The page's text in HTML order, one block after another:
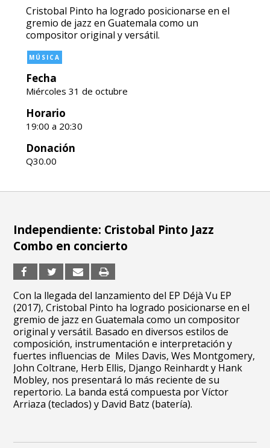
Cristobal Pinto ha logrado posicionarse en el
gremio de jazz en Guatemala como un
compositor original y versátil.
MÚSICA
Fecha
Miércoles 31 de octubre
Horario
19:00 a 20:30
Donación
Q30.00
Independiente: Cristobal Pinto Jazz
Combo en concierto
Con la llegada del lanzamiento del EP Déjà Vu EP
(2017), Cristobal Pinto ha logrado posicionarse en el
gremio de jazz en Guatemala como un compositor
original y versátil. Basado en diversos estilos de
composición, instrumentación e interpretación y
fuertes influencias de Miles Davis, Wes Montgomery,
John Coltrane, Herb Ellis, Django Reinhardt y Hank
Mobley, nos presentará lo más reciente de su
repertorio. La banda está compuesta por Víctor
Arriaza (teclados) y David Batz (batería).